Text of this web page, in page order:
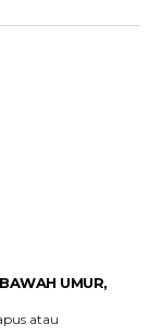
UMUR,
atau